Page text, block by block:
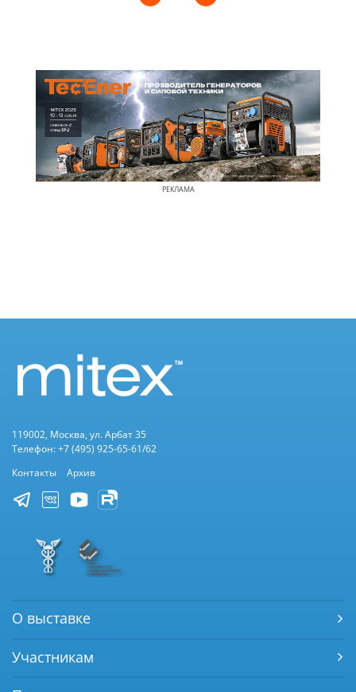
РЕКЛАМА
119002, Москва, ул. Арбат 35
Телефон: +7 (495) 925-65-61/62
Контакты
Архив
О выставке
Участникам